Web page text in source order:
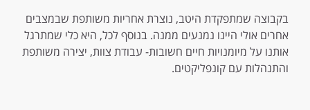
בקבוצה שמתפקדת היטב, נוצרת אחריות משותפת שבמצבים
אחרים אולי היינו נמנעים ממנה. בנוסף לכל, היא כלי שמתרגל
אותנו על מיומנויות חיים חשובות- עבודת צוות, יצירה משותפת
והתנהלות עם קונפליקטים.